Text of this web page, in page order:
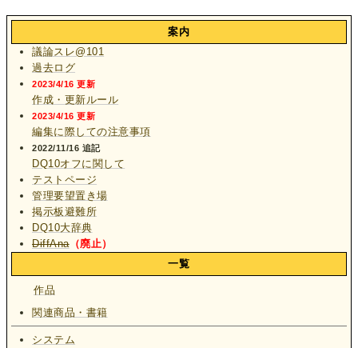
案内
議論スレ@101
過去ログ
2023/4/16 更新
作成・更新ルール
2023/4/16 更新
編集に際しての注意事項
2022/11/16 追記
DQ10オフに関して
テストページ
管理要望置き場
掲示板避難所
DQ10大辞典
DiffAna（廃止）
一覧
作品
関連商品・書籍
システム